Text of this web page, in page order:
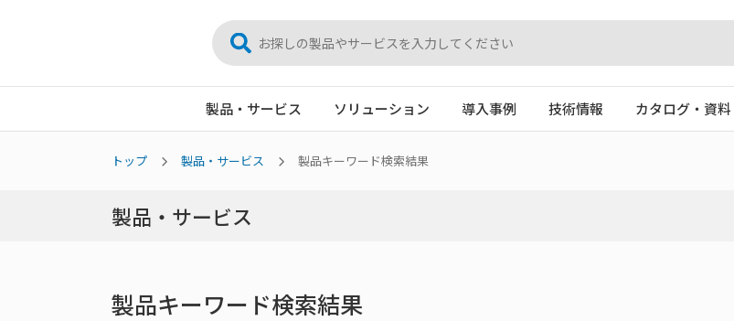
製品・サービス ソリューション 導入事例 技術情報 カタログ・資料
トップ 製品・サービス 製品キーワード検索結果
製品・サービス
製品キーワード検索結果